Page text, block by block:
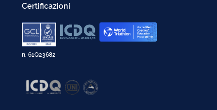
Certificazioni
n. 61Q23682